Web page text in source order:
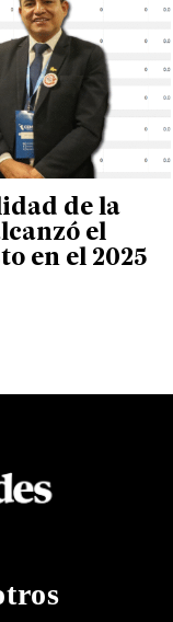
de la
el
en el 2025